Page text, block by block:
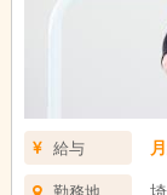
給与